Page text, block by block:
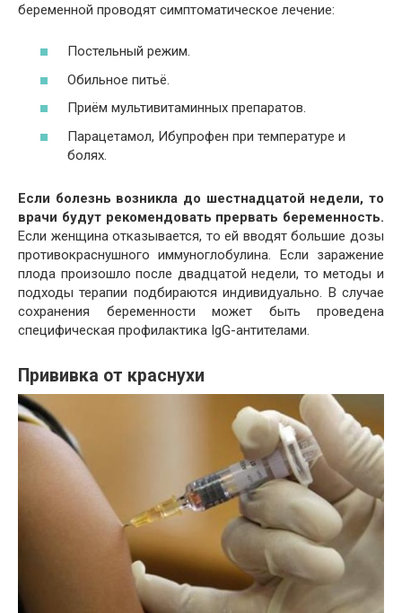
беременной проводят симптоматическое лечение:
Постельный режим.
Обильное питьё.
Приём мультивитаминных препаратов.
Парацетамол, Ибупрофен при температуре и
болях.
Если болезнь возникла до шестнадцатой недели, то
врачи будут рекомендовать прервать беременность.
Если женщина отказывается, то ей вводят большие дозы
противокраснушного иммуноглобулина. Если заражение
плода произошло после двадцатой недели, то методы и
подходы терапии подбираются индивидуально. В случае
сохранения беременности может быть проведена
специфическая профилактика IgG-антителами.
Прививка от краснухи